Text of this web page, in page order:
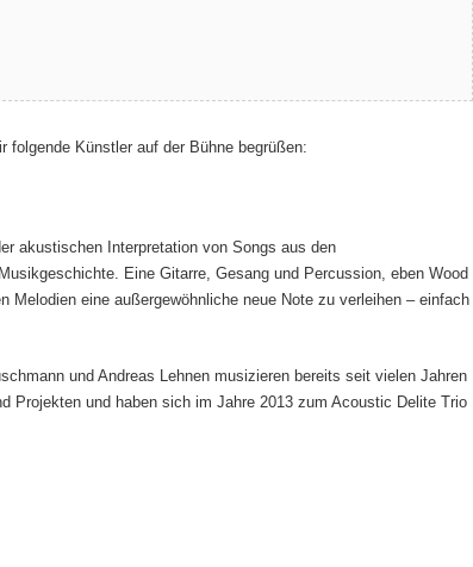
folgende Künstler auf der Bühne begrüßen:
akustischen Interpretation von Songs aus den
Eine Gitarre, Gesang und Percussion, eben Wood
Melodien eine außergewöhnliche neue Note zu verleihen – einfach
und Andreas Lehnen musizieren bereits seit vielen Jahren
Projekten und haben sich im Jahre 2013 zum Acoustic Delite Trio